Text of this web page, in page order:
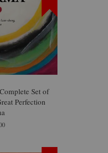
Set of
Perfection